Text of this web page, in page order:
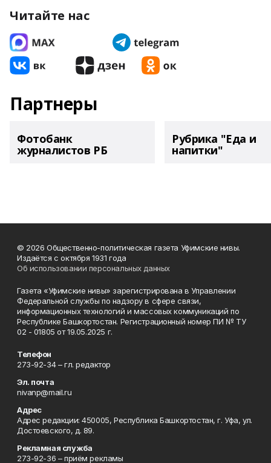
Читайте нас
Партнеры
Фотобанк
журналистов РБ
Рубрика "Еда и
напитки"
© 2026 Общественно-политическая газета Уфимские нивы.
Издаётся с октября 1931 года
Об использовании персональных данных
Газета «Уфимские нивы» зарегистрирована в Управлении
Федеральной службы по надзору в сфере связи,
информационных технологий и массовых коммуникаций по
Республике Башкортостан. Регистрационный номер ПИ № ТУ
02 - 01805 от 19.05.2025 г.
Телефон
273-92-34 – гл. редактор
Эл. почта
nivanp@mail.ru
Адрес
Адрес редакции: 450005, Республика Башкортостан, г. Уфа, ул.
Достоевского, д. 89.
Рекламная служба
273-92-36 – приём рекламы